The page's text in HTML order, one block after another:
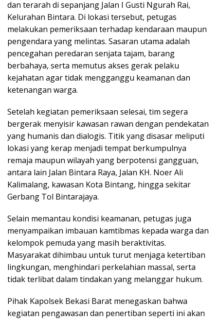
dan terarah di sepanjang Jalan I Gusti Ngurah Rai,
Kelurahan Bintara. Di lokasi tersebut, petugas
melakukan pemeriksaan terhadap kendaraan maupun
pengendara yang melintas. Sasaran utama adalah
pencegahan peredaran senjata tajam, barang
berbahaya, serta memutus akses gerak pelaku
kejahatan agar tidak mengganggu keamanan dan
ketenangan warga.
Setelah kegiatan pemeriksaan selesai, tim segera
bergerak menyisir kawasan rawan dengan pendekatan
yang humanis dan dialogis. Titik yang disasar meliputi
lokasi yang kerap menjadi tempat berkumpulnya
remaja maupun wilayah yang berpotensi gangguan,
antara lain Jalan Bintara Raya, Jalan KH. Noer Ali
Kalimalang, kawasan Kota Bintang, hingga sekitar
Gerbang Tol Bintarajaya.
Selain memantau kondisi keamanan, petugas juga
menyampaikan imbauan kamtibmas kepada warga dan
kelompok pemuda yang masih beraktivitas.
Masyarakat dihimbau untuk turut menjaga ketertiban
lingkungan, menghindari perkelahian massal, serta
tidak terlibat dalam tindakan yang melanggar hukum.
Pihak Kapolsek Bekasi Barat menegaskan bahwa
kegiatan pengawasan dan penertiban seperti ini akan